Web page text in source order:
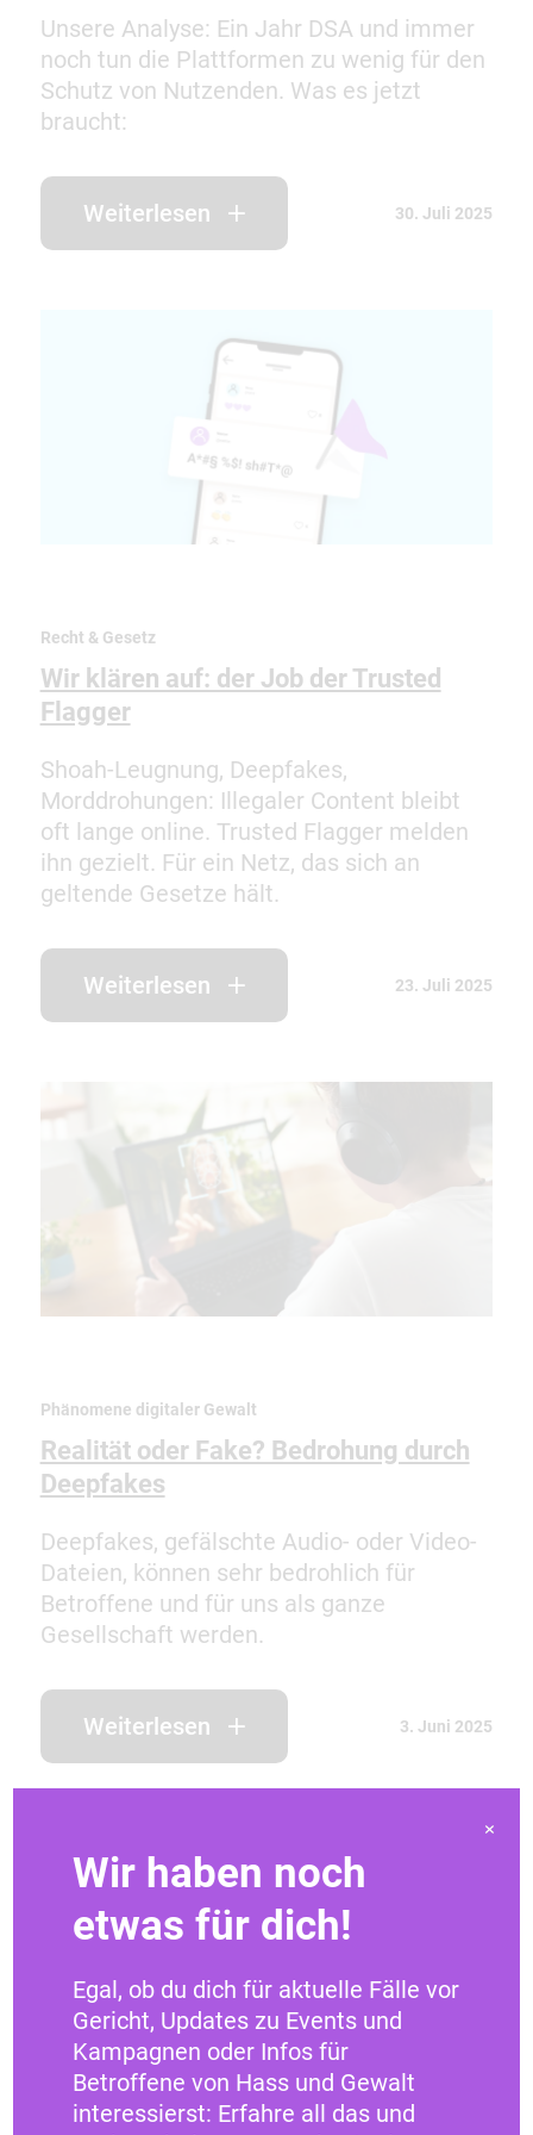
Unsere Analyse: Ein Jahr DSA und immer
noch tun die Plattformen zu wenig für den
Schutz von Nutzenden. Was es jetzt
braucht:
Weiterlesen 30. Juli 2025
Recht & Gesetz
Wir klären auf: der Job der Trusted
Flagger
Shoah-Leugnung, Deepfakes,
Morddrohungen: Illegaler Content bleibt
oft lange online. Trusted Flagger melden
ihn gezielt. Für ein Netz, das sich an
geltende Gesetze hält.
Weiterlesen 23. Juli 2025
Phänomene digitaler Gewalt
Realität oder Fake? Bedrohung durch
Deepfakes
Deepfakes, gefälschte Audio- oder Video-
Dateien, können sehr bedrohlich für
Betroffene und für uns als ganze
Gesellschaft werden.
Weiterlesen 3. Juni 2025
Wir haben noch
etwas für dich!
Egal, ob du dich für aktuelle Fälle vor
Gericht, Updates zu Events und
Kampagnen oder Infos für
Betroffene von Hass und Gewalt
interessierst: Erfahre all das und
×